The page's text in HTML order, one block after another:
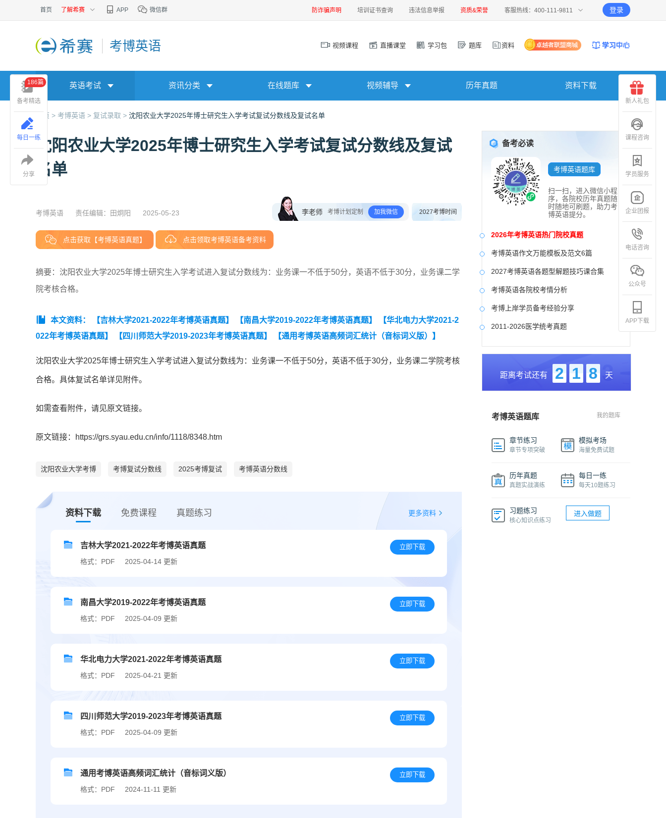
首页 了解希赛 APP 微信群 防诈骗声明 培训证书查询 违法信息举报 资质&荣誉 客服热线：400-111-9811 登录
考博英语 视频课程 直播课堂 学习包 题库 资料
英语考试 资讯分类 在线题库 视频辅导 历年真题 资料下载
首页 > 考博英语 > 复试录取 > 沈阳农业大学2025年博士研究生入学考试复试分数线及复试名单
沈阳农业大学2025年博士研究生入学考试复试分数线及复试
名单
考博英语 责任编辑：田炯阳 2025-05-23 李老师 考博计划定制 加我微信 2027考博时间
点击获取【考博英语真题】 点击领取考博英语备考资料
摘要：沈阳农业大学2025年博士研究生入学考试进入复试分数线为：业务课一不低于50分，英语不低于30分，业务课二学
院考核合格。
本文资料： 【吉林大学2021-2022年考博英语真题】 【南昌大学2019-2022年考博英语真题】
【华北电力大学2021-2
022年考博英语真题】
【四川师范大学2019-2023年考博英语真题】 【通用考博英语高频词汇统计（音标词义版）】
沈阳农业大学2025年博士研究生入学考试进入复试分数线为：业务课一不低于50分，英语不低于30分，业务课二学院考核
合格。具体复试名单详见附件。
如需查看附件，请见原文链接。
原文链接：https://grs.syau.edu.cn/info/1118/8348.htm
沈阳农业大学考博 考博复试分数线 2025考博复试 考博英语分数线
资料下载 免费课程 真题练习 更多资料
吉林大学2021-2022年考博英语真题
格式：PDF 2025-04-14 更新
立即下载
南昌大学2019-2022年考博英语真题
格式：PDF 2025-04-09 更新
立即下载
华北电力大学2021-2022年考博英语真题
格式：PDF 2025-04-21 更新
立即下载
四川师范大学2019-2023年考博英语真题
格式：PDF 2025-04-09 更新
立即下载
通用考博英语高频词汇统计（音标词义版）
格式：PDF 2024-11-11 更新
立即下载
备考必读
考博英语题库
扫一扫，进入微信小程
序，各院校历年真题随
时随地可刷题，助力考
博英语提分。
2026年考博英语热门院校真题
考博英语作文万能模板及范文6篇
2027考博英语各题型解题技巧课合集
考博英语各院校考情分析
考博上岸学员备考经验分享
2011-2026医学统考真题
中国社会科学院大学真题合集
国防科技大学历年真题
中央美术学院历年真题
距离考试还有 2 1 8 天
考博英语题库 我的题库
章节练习
章节专项突破
模拟考场
海量免费试题
历年真题
真题实战演练
每日一练
每天10题练习
习题练习
核心知识点练习
进入做题
备考精选
186篇
每日一练
分享
新人礼包
课程咨询
学员服务
企业团报
电话咨询
公众号
APP下载